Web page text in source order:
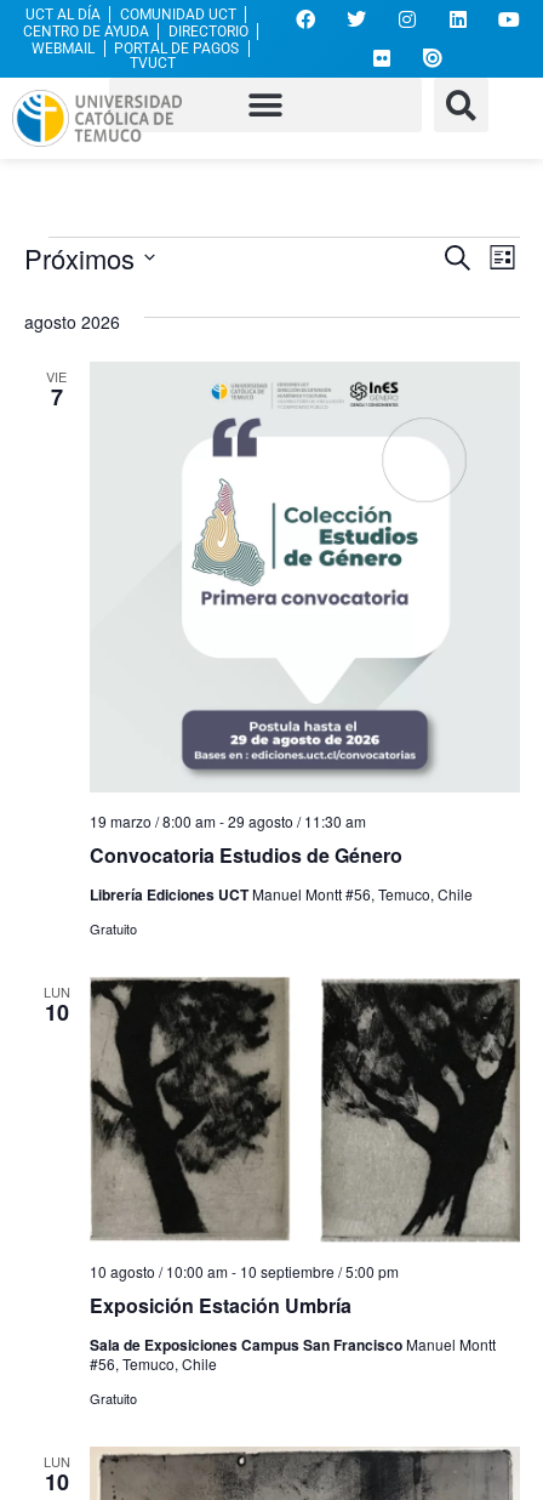
UCT AL DÍA
COMUNIDAD UCT
CENTRO DE AYUDA
DIRECTORIO
WEBMAIL
PORTAL DE PAGOS
TVUCT
de
de
BuscarLista
Próximos
fecha.
agosto 2026
VIE
7
Convocatoria Estudios de Género
19 marzo / 8:00 am-29 agosto / 11:30 am
Librería Ediciones UCTManuel Montt #56, Temuco, Chile
Gratuito
LUN
10
Exposición Estación Umbría
10 agosto / 10:00 am- 10 septiembre / 5:00 pm
Sala de Exposiciones Campus San FranciscoManuel Montt
#56, Temuco, Chile
Gratuito
LUN
10